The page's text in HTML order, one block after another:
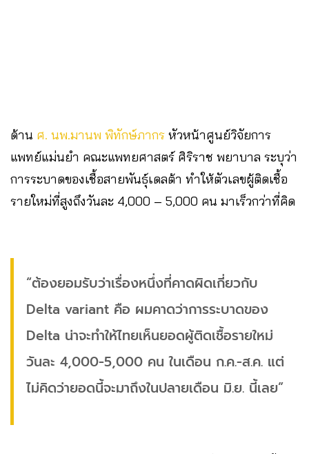
ด้าน ศ. นพ.มานพ พิทักษ์ภากร หัวหน้าศูนย์วิจัยการ
แพทย์แม่นยำ คณะแพทยศาสตร์ ศิริราช พยาบาล ระบุว่า
การระบาดของเชื้อสายพันธุ์เดลต้า ทำให้ตัวเลขผู้ติดเชื้อ
รายใหม่ที่สูงถึงวันละ 4,000 – 5,000 คน มาเร็วกว่าที่คิด
“ต้องยอมรับว่าเรื่องหนึ่งที่คาดผิดเกี่ยวกับ
Delta variant คือ ผมคาดว่าการระบาดของ
Delta น่าจะทำให้ไทยเห็นยอดผู้ติดเชื้อรายใหม่
วันละ 4,000-5,000 คน ในเดือน ก.ค.-ส.ค. แต่
ไม่คิดว่ายอดนี้จะมาถึงในปลายเดือน มิ.ย. นี้เลย”